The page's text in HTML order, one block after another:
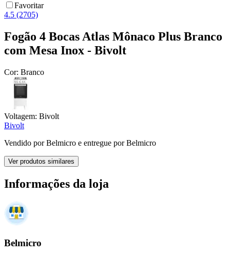
Favoritar
4.5 (2705)
Fogão 4 Bocas Atlas Mônaco Plus Branco
com Mesa Inox - Bivolt
Cor: Branco
Voltagem: Bivolt
Bivolt
Vendido porBelmicro e entregue por Belmicro
Ver produtos similares
Informações da loja
Belmicro